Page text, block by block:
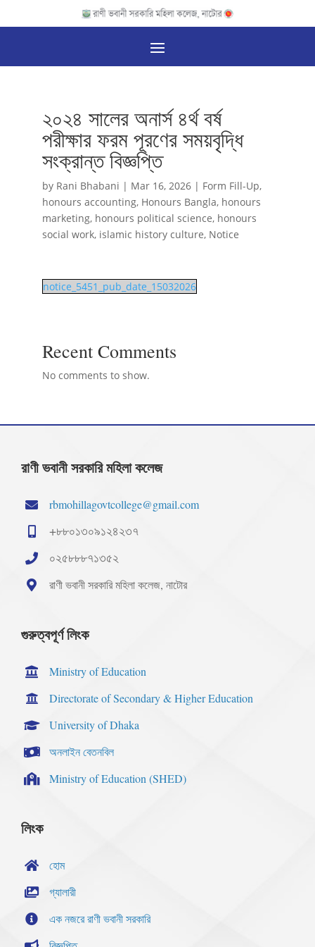
২০২৪ সালের অনার্স ৪র্থ বর্ষ
পরীক্ষার ফরম পূরণের সময়বৃদ্ধি
সংক্রান্ত বিজ্ঞপ্তি
by Rani Bhabani | Mar 16, 2026| Form Fill-Up,
honours accounting, Honours Bangla, honours
marketing, honours political science, honours
social work, islamic history culture, Notice
notice_5451_pub_date_15032026
Recent Comments
No comments to show.
রাণী ভবানী সরকারি মহিলা কলেজ
rbmohillagovtcollege@gmail.com
+৮৮০১৩০৯১২৪২৩৭
০২৫৮৮৮৭১৩৫২
রাণী ভবানী সরকারি মহিলা কলেজ, নাটোর
গুরুত্বপূর্ণ লিংক
Ministry of Education
Directorate of Secondary & Higher Education
University of Dhaka
অনলাইন বেতনবিল
Ministry of Education (SHED)
লিংক
হোম
গ্যালারী
এক নজরে রাণী ভবানী সরকারি